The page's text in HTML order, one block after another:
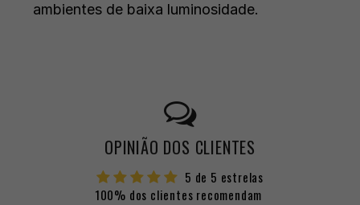
ambientes de baixa luminosidade.
OPINIÃO DOS CLIENTES
5 de 5 estrelas
100% dos clientes recomendam